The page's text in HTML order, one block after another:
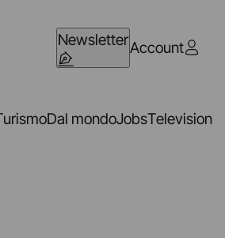
NewsletterAccount
Dal mondoJobsTelevision